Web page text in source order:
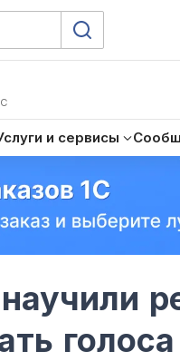
и сервисы